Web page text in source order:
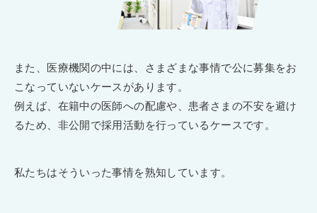
また、医療機関の中には、さまざまな事情で公に募集をお
こなっていないケースがあります。
例えば、在籍中の医師への配慮や、患者さまの不安を避け
るため、非公開で採用活動を行っているケースです。
私たちはそういった事情を熟知しています。